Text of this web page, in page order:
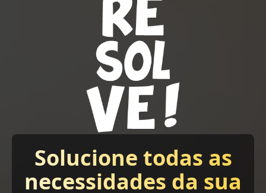
Solucione todas as
necessidades da sua